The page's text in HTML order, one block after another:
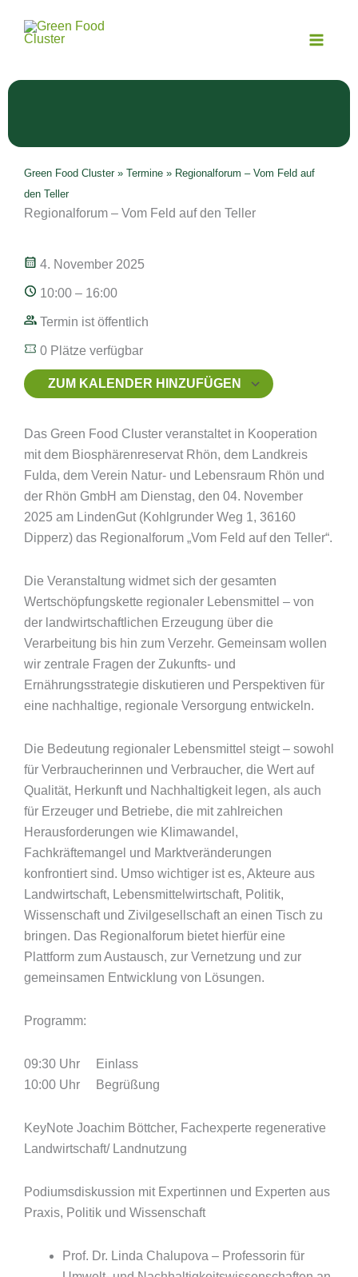
Inhalt
Green Food Cluster» Termine » Regionalforum – Vom Feld auf
den Teller
Regionalforum – Vom Feld auf den Teller
4. November 2025
10:00 – 16:00
Termin ist öffentlich
0 Plätze verfügbar
ZUM KALENDER HINZUFÜGEN
Das Green Food Cluster veranstaltet in Kooperation
mit dem Biosphärenreservat Rhön, dem Landkreis
Fulda, dem Verein Natur- und Lebensraum Rhön und
der Rhön GmbH am Dienstag, den 04. November
2025 am LindenGut (Kohlgrunder Weg 1, 36160
Dipperz) das Regionalforum „Vom Feld auf den Teller“.
Die Veranstaltung widmet sich der gesamten
Wertschöpfungskette regionaler Lebensmittel – von
der landwirtschaftlichen Erzeugung über die
Verarbeitung bis hin zum Verzehr. Gemeinsam wollen
wir zentrale Fragen der Zukunfts- und
Ernährungsstrategie diskutieren und Perspektiven für
eine nachhaltige, regionale Versorgung entwickeln.
Die Bedeutung regionaler Lebensmittel steigt – sowohl
für Verbraucherinnen und Verbraucher, die Wert auf
Qualität, Herkunft und Nachhaltigkeit legen, als auch
für Erzeuger und Betriebe, die mit zahlreichen
Herausforderungen wie Klimawandel,
Fachkräftemangel und Marktveränderungen
konfrontiert sind. Umso wichtiger ist es, Akteure aus
Landwirtschaft, Lebensmittelwirtschaft, Politik,
Wissenschaft und Zivilgesellschaft an einen Tisch zu
bringen. Das Regionalforum bietet hierfür eine
Plattform zum Austausch, zur Vernetzung und zur
gemeinsamen Entwicklung von Lösungen.
Programm:
09:30 Uhr Einlass
10:00 Uhr Begrüßung
KeyNote Joachim Böttcher, Fachexperte regenerative
Landwirtschaft/ Landnutzung
Podiumsdiskussion mit Expertinnen und Experten aus
Praxis, Politik und Wissenschaft
Prof. Dr. Linda Chalupova – Professorin für